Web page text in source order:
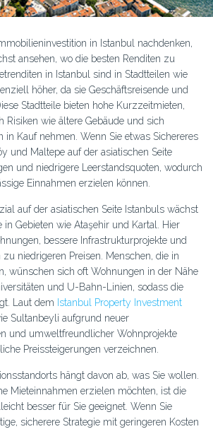
in Istanbul nachdenken,
ansehen, wo die besten Renditen zu
in Istanbul sind in Stadtteilen wie
höher, da sie Geschäftsreisende und
Stadtteile bieten hohe Kurzzeitmieten,
Risiken wie ältere Gebäude und sich
in Kauf nehmen. Wenn Sie etwas Sichereres
und Maltepe auf der asiatischen Seite
und niedrigere Leerstandsquoten, wodurch
Einnahmen erzielen können.
auf der asiatischen Seite Istanbuls wächst
in Gebieten wie Ataşehir und Kartal. Hier
bessere Infrastrukturprojekte und
niedrigeren Preisen. Menschen, die in
wünschen sich oft Wohnungen in der Nähe
und U-Bahn-Linien, sodass die
Laut dem Istanbul Property Investment
Sultanbeyli aufgrund neuer
und umweltfreundlicher Wohnprojekte
Preissteigerungen verzeichnen.
hängt davon ab, was Sie wollen.
Mieteinnahmen erzielen möchten, ist die
besser für Sie geeignet. Wenn Sie
sicherere Strategie mit geringeren Kosten